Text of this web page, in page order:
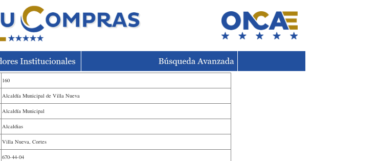
160
Alcaldía Municipal de Villa Nueva
Alcaldía Municipal
Alcaldias
Villa Nueva, Cortes
670-44-04